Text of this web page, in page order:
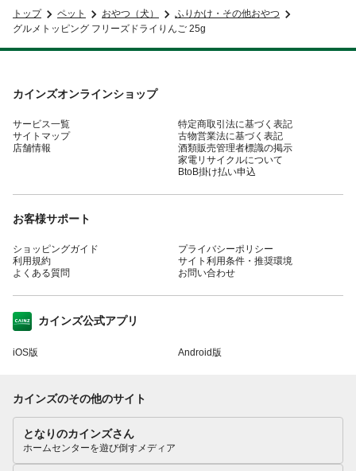
トップ ペット おやつ（犬）
ふりかけ・その他おやつ
グルメトッピング フリーズドライりんご 25g
カインズオンラインショップ
サービス一覧
サイトマップ
店舗情報
特定商取引法に基づく表記
古物営業法に基づく表記
酒類販売管理者標識の掲示
家電リサイクルについて
BtoB掛け払い申込
お客様サポート
ショッピングガイド
利用規約
よくある質問
プライバシーポリシー
サイト利用条件・推奨環境
お問い合わせ
カインズ公式アプリ
iOS版 Android版
カインズのその他のサイト
となりのカインズさん
ホームセンターを遊び倒すメディア